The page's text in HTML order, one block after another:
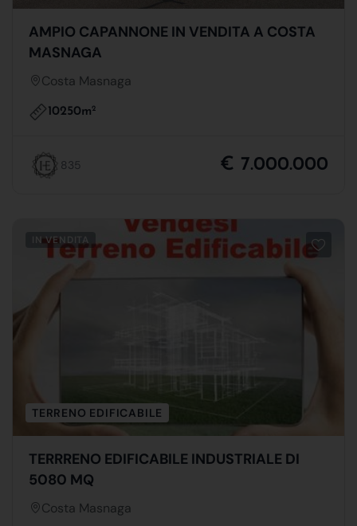
AMPIO CAPANNONE IN VENDITA A COSTA
MASNAGA
Costa Masnaga
10250m2
835 € 7.000.000
IN VENDITA
TERRENO EDIFICABILE
TERRRENO EDIFICABILE INDUSTRIALE DI
5080 MQ
Costa Masnaga